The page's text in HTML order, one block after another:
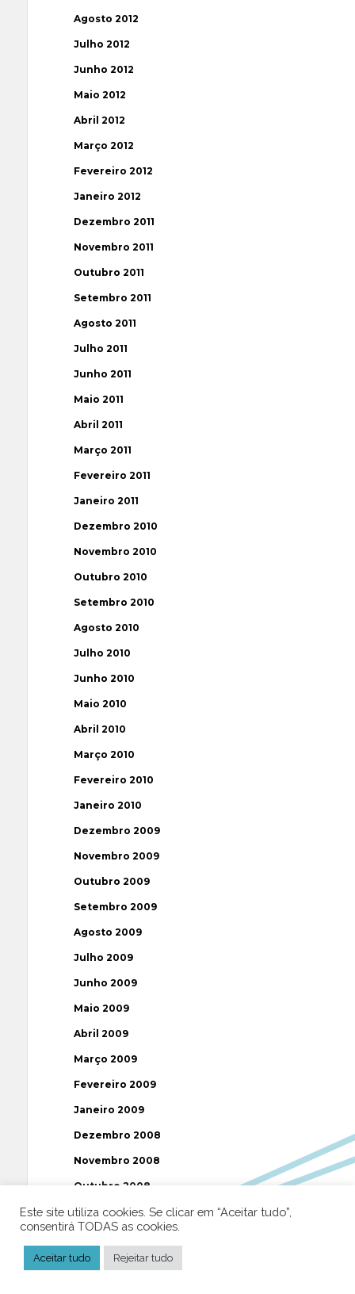
Agosto 2012
Julho 2012
Junho 2012
Maio 2012
Abril 2012
Março 2012
Fevereiro 2012
Janeiro 2012
Dezembro 2011
Novembro 2011
Outubro 2011
Setembro 2011
Agosto 2011
Julho 2011
Junho 2011
Maio 2011
Abril 2011
Março 2011
Fevereiro 2011
Janeiro 2011
Dezembro 2010
Novembro 2010
Outubro 2010
Setembro 2010
Agosto 2010
Julho 2010
Junho 2010
Maio 2010
Abril 2010
Março 2010
Fevereiro 2010
Janeiro 2010
Dezembro 2009
Novembro 2009
Outubro 2009
Setembro 2009
Agosto 2009
Julho 2009
Junho 2009
Maio 2009
Abril 2009
Março 2009
Fevereiro 2009
Janeiro 2009
Dezembro 2008
Novembro 2008
Outubro 2008
Setembro 2008
Julho 2008
Este site utiliza cookies. Se clicar em “Aceitar tudo”,
consentirá TODAS as cookies.
Aceitar tudo Rejeitar tudo